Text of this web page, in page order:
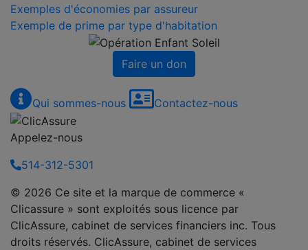
Exemples d'économies par assureur
Exemple de prime par type d'habitation
Faire un don
Qui sommes-nous Contactez-nous
Appelez-nous
514-312-5301
© 2026 Ce site et la marque de commerce «
Clicassure » sont exploités sous licence par
ClicAssure, cabinet de services financiers inc. Tous
droits réservés. ClicAssure, cabinet de services